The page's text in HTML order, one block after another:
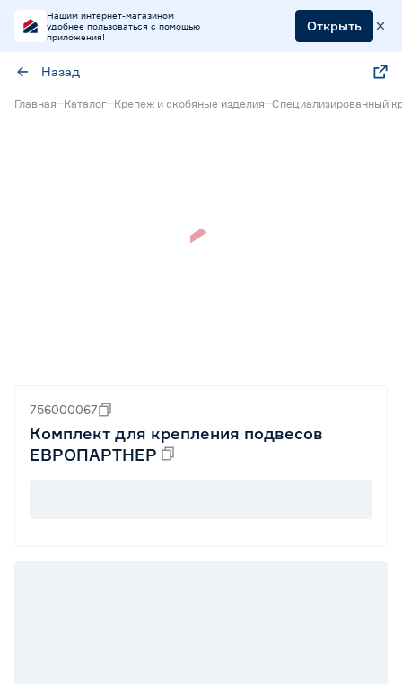
Нашим интернет-магазином
удобнее пользоваться с помощью
приложения!
Открыть
Назад
Главная Каталог Крепеж и скобяные изделия Специализированный
756000067
Комплект для крепления подвесов
ЕВРОПАРТНЕР